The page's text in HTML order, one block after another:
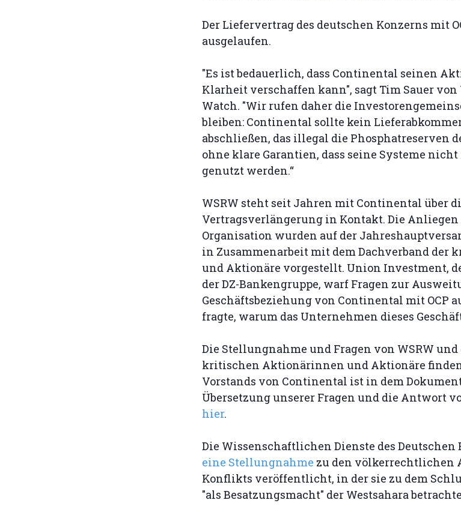
Der Liefervertrag des deutschen Konzerns mit
ausgelaufen.
"Es ist bedauerlich, dass Continental seinen
Klarheit verschaffen kann", sagt Tim Sauer von
Watch. "Wir rufen daher die
bleiben: Continental sollte kein
abschließen, das illegal die Phosphatreserven
ohne klare Garantien, dass seine Systeme
genutzt werden.“
WSRW steht seit Jahren mit Continental über
Vertragsverlängerung in Kontakt. Die Anliegen
Organisation wurden auf der
in Zusammenarbeit mit dem Dachverband
und Aktionäre vorgestellt. Union Investment,
der DZ-Bankengruppe, warf Fragen zur
Geschäftsbeziehung von Continental mit OCP
fragte, warum das Unternehmen dieses
Die Stellungnahme und Fragen von WSRW und
kritischen Aktionärinnen und Aktionäre
Vorstands von Continental ist in dem
Übersetzung unserer Fragen und die Antwort
hier.
Die Wissenschaftlichen Dienste des Deutschen
eine Stellungnahme zu den völkerrechtlichen
Konflikts veröffentlicht, in der sie zu dem
"als Besatzungsmacht" der Westsahara